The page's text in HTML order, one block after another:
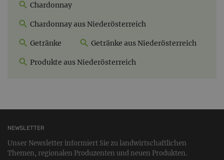
Chardonnay
Chardonnay aus Niederösterreich
Getränke Getränke aus Niederösterreich
Produkte aus Niederösterreich
NEWSLETTER
Unser Newsletter informiert Sie zu landwirtschaftlichen
Themen, regionalen Produzenten und neuen Produkten.